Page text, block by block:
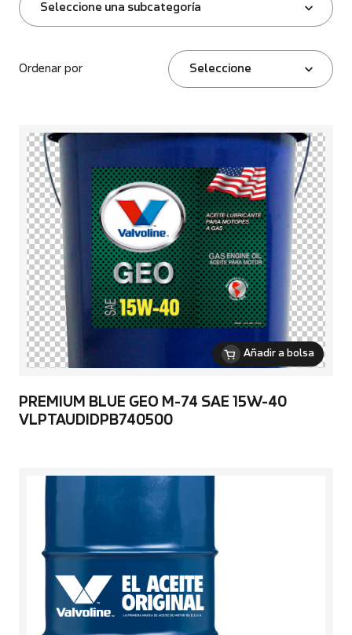
Seleccione una subcategoría
Ordenar por Seleccione
Añadir a bolsa
PREMIUM BLUE GEO M-74 SAE 15W-40
VLPTAUDIDPB740500